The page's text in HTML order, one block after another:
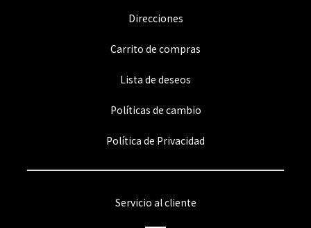
Direcciones
Carrito de compras
Lista de deseos
Políticas de cambio
Política de Privacidad
Servicio al cliente